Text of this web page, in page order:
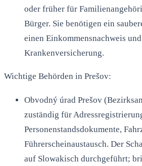
oder früher für
Bürger. Sie benötigen ein
einen Einkommensnachweis
Krankenversicherung.
Wichtige Behörden in Prešov:
Obvodný úrad Prešov
zuständig für
Personenstandsdokumente,
Führerscheinaustausch. Der
auf Slowakisch durchgeführt;